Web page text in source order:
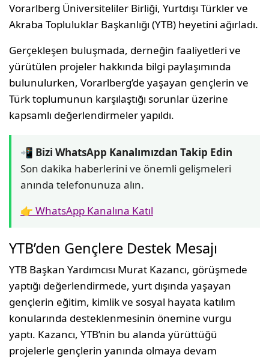
Vorarlberg Üniversiteliler Birliği, Yurtdışı Türkler ve
Akraba Topluluklar Başkanlığı (YTB) heyetini ağırladı.
Gerçekleşen buluşmada, derneğin faaliyetleri ve
yürütülen projeler hakkında bilgi paylaşımında
bulunulurken, Vorarlberg’de yaşayan gençlerin ve
Türk toplumunun karşılaştığı sorunlar üzerine
kapsamlı değerlendirmeler yapıldı.
📲 Bizi WhatsApp Kanalımızdan Takip Edin
Son dakika haberlerini ve önemli gelişmeleri
anında telefonunuza alın.
👉 WhatsApp Kanalına Katıl
YTB’den Gençlere Destek Mesajı
YTB Başkan Yardımcısı Murat Kazancı, görüşmede
yaptığı değerlendirmede, yurt dışında yaşayan
gençlerin eğitim, kimlik ve sosyal hayata katılım
konularında desteklenmesinin önemine vurgu
yaptı. Kazancı, YTB’nin bu alanda yürüttüğü
projelerle gençlerin yanında olmaya devam